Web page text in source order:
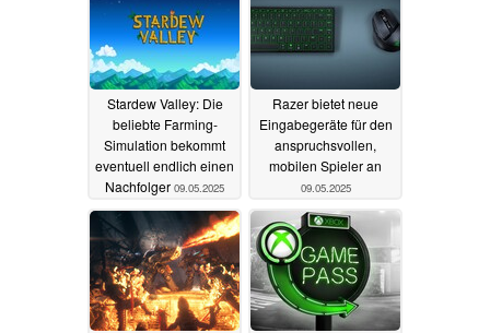
Stardew Valley: Die
beliebte Farming-
Simulation bekommt
eventuell endlich einen
Nachfolger 09.05.2025
Razer bietet neue
Eingabegeräte für den
anspruchsvollen,
mobilen Spieler an
09.05.2025